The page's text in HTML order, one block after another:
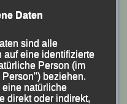
holte Richard
Gold und einmal
und Franz
Berg- und
ganz gehörig auf.
sei die
Daten
sind alle
auf eine identifizierte
Person (im
beziehen.
natürliche
direkt oder indirekt,